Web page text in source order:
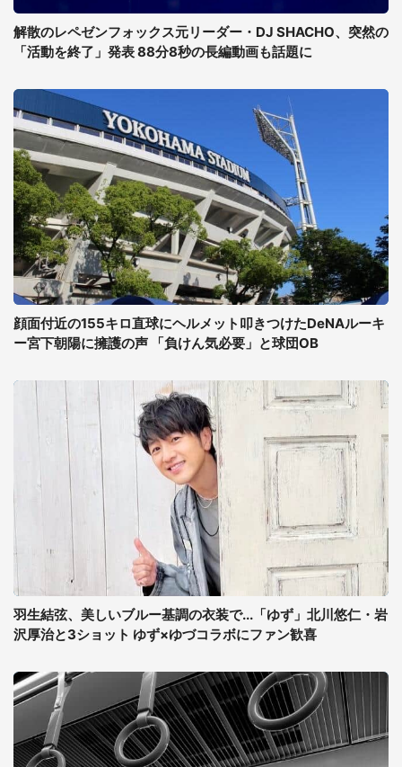
解散のレペゼンフォックス元リーダー・DJ SHACHO、突然の
「活動を終了」発表 88分8秒の長編動画も話題に
顔面付近の155キロ直球にヘルメット叩きつけたDeNAルーキ
ー宮下朝陽に擁護の声 「負けん気必要」と球団OB
羽生結弦、美しいブルー基調の衣装で...「ゆず」北川悠仁・岩
沢厚治と3ショット ゆず×ゆづコラボにファン歓喜